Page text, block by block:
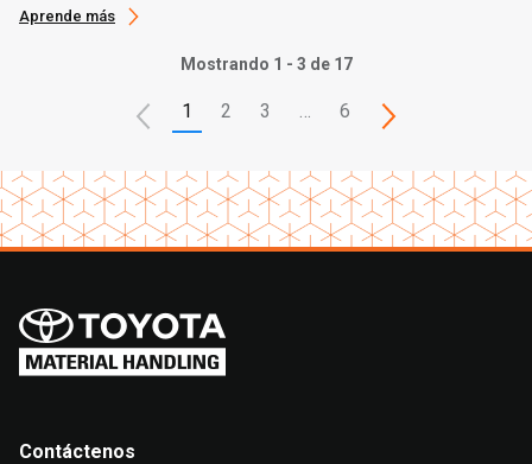
Aprende más
Mostrando 1 - 3 de 17
1 2 3 … 6
Contáctenos